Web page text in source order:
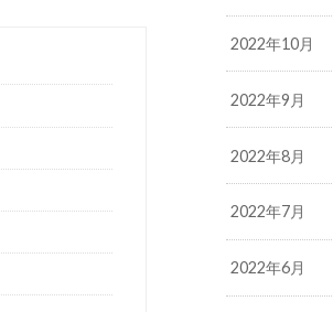
2022年10月
2022年9月
2022年8月
2022年7月
2022年6月